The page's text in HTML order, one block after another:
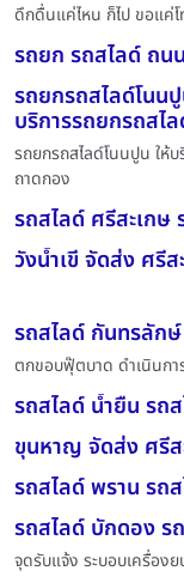
ดึกดื่นแค่ไหน ก็ไป ขอแค่
รถยก รถสไลด์ ถ
รถยกรถสไลด์โนน
บริการรถยกรถสไ
รถยกรถสไลด์โนนปูน ให้
ถาดกอง
รถสไลด์ ศรีสะเกษ
วังน้ำเขี จัดส่ง ศรี
รถสไลด์ กันทรลักษ์
ตกขอบฟุ๊ตบาด ดำเนินก
รถสไลด์ น้ำยืน รถ
ขุนหาญ จัดส่ง ศรีส
รถสไลด์ พราน รถ
รถสไลด์ บักดอง ร
จุดรับแจ้ง ระบอบเครื่อ